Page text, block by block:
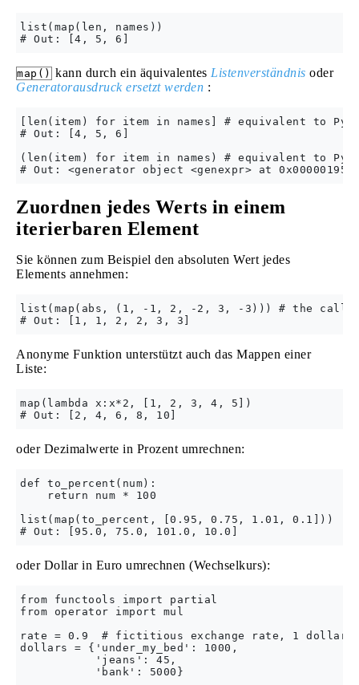
list(map(len, names))
map() kann durch ein äquivalentes Listenverständnis oder
Generatorausdruck ersetzt werden :
[len(item) for item in names] # equivalent to
# Out: [4, 5, 6]
(len(item) for item in names) # equivalent to
Zuordnen jedes Werts in einem
iterierbaren Element
Sie können zum Beispiel den absoluten Wert jedes
Elements annehmen:
list(map(abs, (1, -1, 2, -2, 3, -3))) # the call
Anonyme Funktion unterstützt auch das Mappen einer
Liste:
map(lambda x:x*2, [1, 2, 3, 4, 5])
oder Dezimalwerte in Prozent umrechnen:
def to_percent(num):
    return num * 100
list(map(to_percent, [0.95, 0.75, 1.01, 0.1]))
oder Dollar in Euro umrechnen (Wechselkurs):
from functools import partial
from operator import mul
rate = 0.9  # fictitious exchange rate, 1 dollar
dollars = {'under_my_bed': 1000,
           'jeans': 45,
           'bank': 5000}